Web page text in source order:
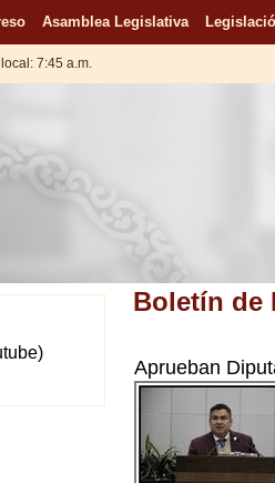
Asamblea Legislativa
7:45 a.m.
Boletín de
Aprueban